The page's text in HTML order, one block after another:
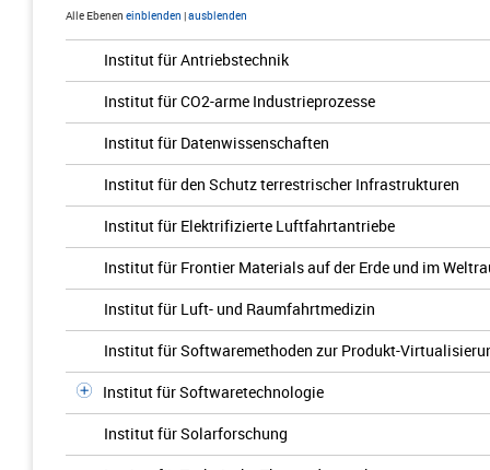
Alle Ebenen einblenden |ausblenden
Institut für Antriebstechnik
Institut für CO2-arme Industrieprozesse
Institut für Datenwissenschaften
Institut für den Schutz terrestrischer Infrastrukturen
Institut für Elektrifizierte Luftfahrtantriebe
Institut für Frontier Materials auf der Erde und im
Institut für Luft- und Raumfahrtmedizin
Institut für Softwaremethoden zur Produkt-
Institut für Softwaretechnologie
Institut für Solarforschung